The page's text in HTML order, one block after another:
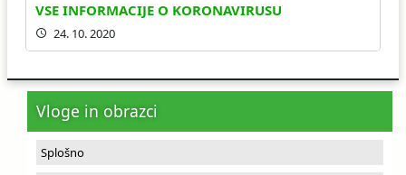
VSE INFORMACIJE O KORONAVIRUSU
24. 10. 2020
Vloge in obrazci
Splošno